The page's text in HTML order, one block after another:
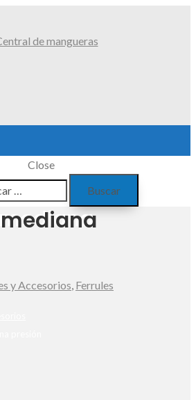
Close
y Accesorios, Ferrules